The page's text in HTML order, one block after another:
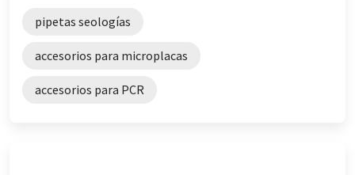
pipetas seologías
accesorios para microplacas
accesorios para PCR